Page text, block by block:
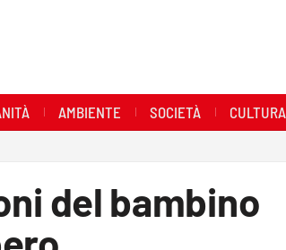
AMBIENTE SOCIETÀ CULTURA
del bambino